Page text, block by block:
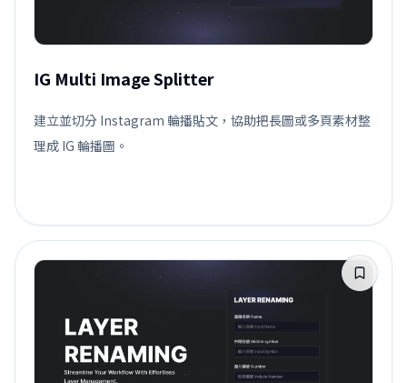
IG Multi Image Splitter
建立並切分 Instagram 輪播貼文，協助把長圖或多頁素材整
理成 IG 輪播圖。